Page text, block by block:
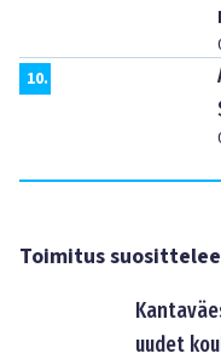
10.
Toimitus suosittelee
uudet